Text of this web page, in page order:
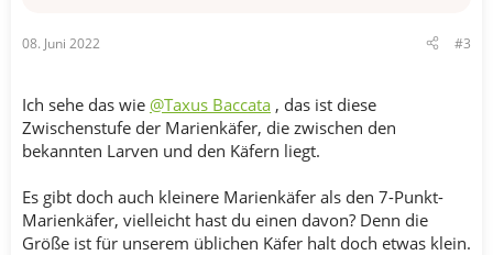
:
08. Juni 2022 #3
Ich sehe das wie @Taxus Baccata , das ist diese
Zwischenstufe der Marienkäfer, die zwischen den
bekannten Larven und den Käfern liegt.
Es gibt doch auch kleinere Marienkäfer als den 7-Punkt-
Marienkäfer, vielleicht hast du einen davon? Denn die
Größe ist für unserem üblichen Käfer halt doch etwas klein.